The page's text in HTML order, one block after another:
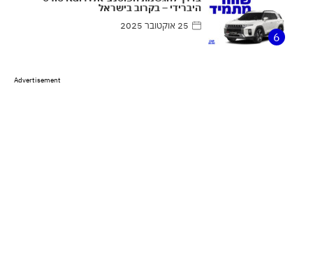
6
היברידי – בקרוב בישראל
25 אוקטובר 2025
Advertisement